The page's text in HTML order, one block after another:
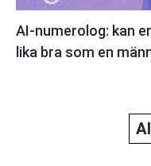
AI-numerolog: kan
lika bra som en